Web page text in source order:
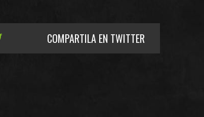
COMPARTILA EN TWITTER